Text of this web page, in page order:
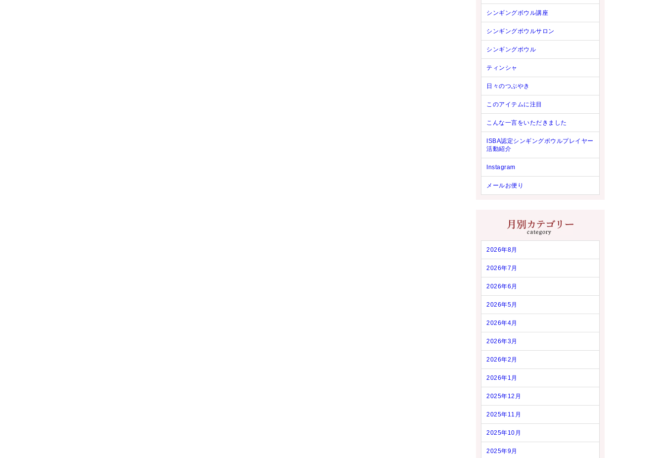
シンギングボウル講座
シンギングボウルサロン
シンギングボウル
ティンシャ
日々のつぶやき
このアイテムに注目
こんな一言をいただきました
ISBA認定シンギングボウルプレイヤー
活動紹介
Instagram
メールお便り
2026年8月
2026年7月
2026年6月
2026年5月
2026年4月
2026年3月
2026年2月
2026年1月
2025年12月
2025年11月
2025年10月
2025年9月